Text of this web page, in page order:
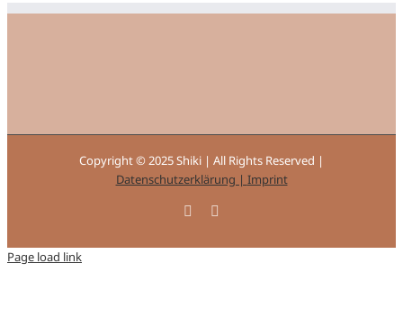
Copyright © 2025 Shiki | All Rights Reserved |
Datenschutzerklärung | Imprint
Facebook
Page load link